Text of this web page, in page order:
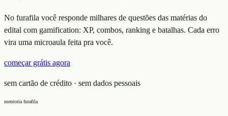
No furafila você responde milhares de questões das matérias do
edital com gamification: XP, combos, ranking e batalhas. Cada erro
vira uma microaula feita pra você.
começar grátis agora
sem cartão de crédito · sem dados pessoais
mentoria furafila